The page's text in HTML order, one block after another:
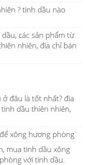
? tinh dầu nào
các sản phẩm từ
nhiên, địa chỉ bán
đâu là tốt nhất? địa
dầu thiên nhiên,
xông hương phòng
mua tinh dầu xông
với tinh dầu.